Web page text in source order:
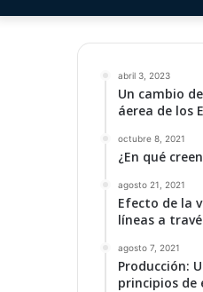
abril 3, 2023
Un cambio
áerea de los
octubre 8, 2021
¿En qué
agosto 21, 2021
Efecto de la
líneas a
agosto 7, 2021
Producción:
principios de